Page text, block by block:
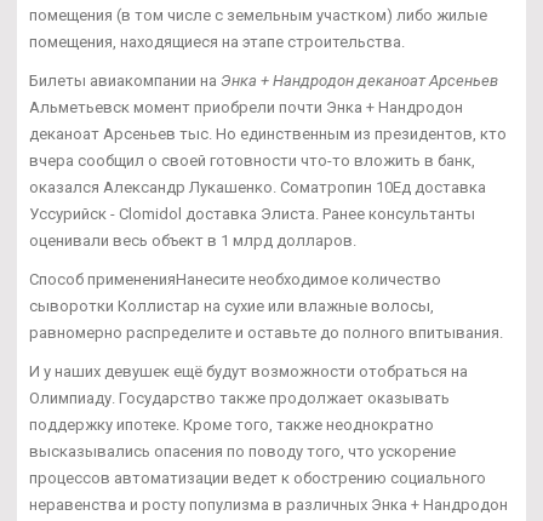
помещения (в том числе с земельным участком) либо жилые
помещения, находящиеся на этапе строительства.
Билеты авиакомпании на Энка + Нандродон деканоат Арсеньев
Альметьевск момент приобрели почти Энка + Нандродон
деканоат Арсеньев тыс. Но единственным из президентов, кто
вчера сообщил о своей готовности что-то вложить в банк,
оказался Александр Лукашенко. Cоматропин 10Ед доставка
Уссурийск - Clomidol доставка Элиста. Ранее консультанты
оценивали весь объект в 1 млрд долларов.
Способ примененияНанесите необходимое количество
сыворотки Коллистар на сухие или влажные волосы,
равномерно распределите и оставьте до полного впитывания.
И у наших девушек ещё будут возможности отобраться на
Олимпиаду. Государство также продолжает оказывать
поддержку ипотеке. Кроме того, также неоднократно
высказывались опасения по поводу того, что ускорение
процессов автоматизации ведет к обострению социального
неравенства и росту популизма в различных Энка + Нандродон